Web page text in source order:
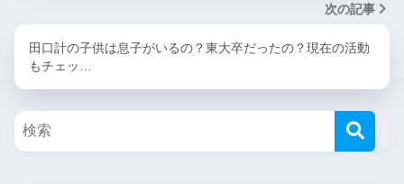
次の記事
田口計の子供は息子がいるの？東大卒だったの？現在の活動
もチェッ…